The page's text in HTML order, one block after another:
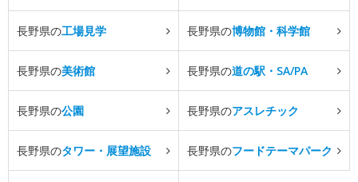
長野県の工場見学 長野県の博物館・科学館
長野県の美術館 長野県の道の駅・SA/PA
長野県の公園 長野県のアスレチック
長野県のタワー・展望施設 長野県のフードテーマパーク